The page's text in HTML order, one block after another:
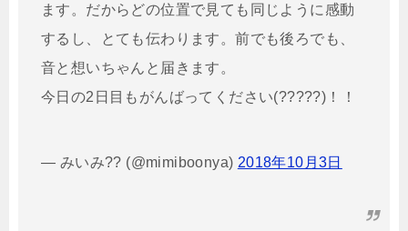
ます。だからどの位置で見ても同じように感動
するし、とても伝わります。前でも後ろでも、
音と想いちゃんと届きます。
今日の2日目もがんばってください(?????)！！
— みいみ?? (@mimiboonya) 2018年10月3日